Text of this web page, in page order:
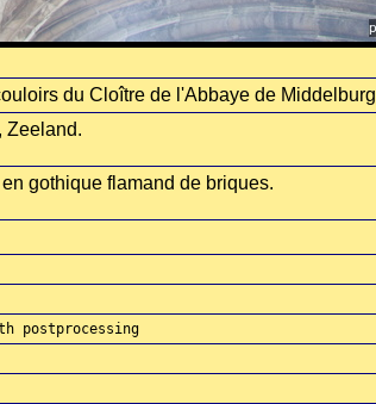
du Cloître de l'Abbaye de Middelburg
Zeeland.
gothique flamand de briques.
postprocessing